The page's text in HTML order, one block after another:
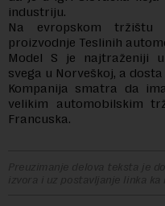
industriju.
Na evropskom
proizvodnje Teslinih
Model S je najtraženiji
svega u Norveškoj, a
Kompanija smatra da
velikim automobilskim
Francuska.
Preuzimanje delova teksta je
izvora i uz postavljanje linka ka